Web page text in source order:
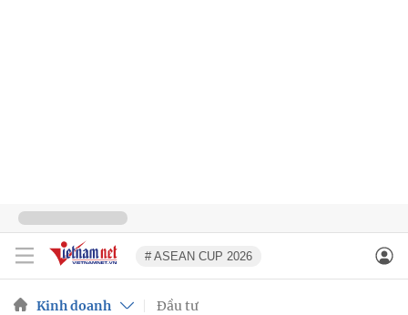
# ASEAN CUP 2026
Kinh doanh Đầu tư